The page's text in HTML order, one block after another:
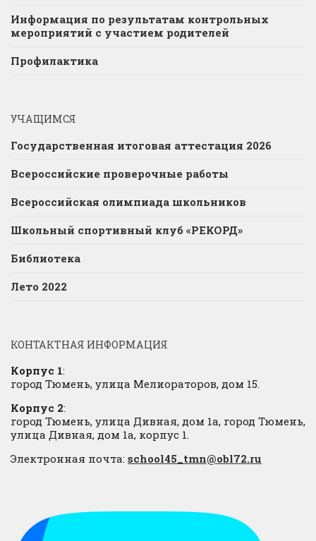
Информация по результатам контрольных
мероприятий с участием родителей
Профилактика
УЧАЩИМСЯ
Государственная итоговая аттестация 2026
Всероссийские проверочные работы
Всероссийская олимпиада школьников
Школьный спортивный клуб «РЕКОРД»
Библиотека
Лето 2022
КОНТАКТНАЯ ИНФОРМАЦИЯ
Корпус 1:
город Тюмень, улица Мелиораторов, дом 15.
Корпус 2:
город Тюмень, улица Дивная, дом 1а, город Тюмень,
улица Дивная, дом 1а, корпус 1.
Электронная почта: school45_tmn@obl72.ru